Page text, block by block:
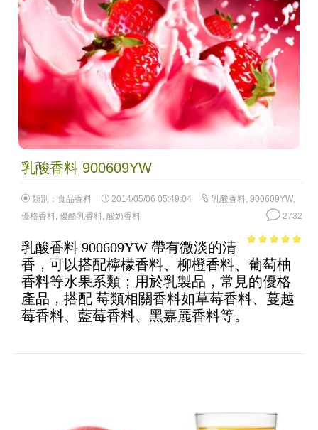
乳酸香料 900609YW
類別： 食品香料 2014/05/06 05:49:04 乳酸香料 900609YW,
優格香料 優酪乳香料 酸奶香料 2732
5
乳酸香料 900609YW 帶有微淡的清
香，可以搭配檸檬香料、柳橙香料、葡萄柚
香料等水果系類；用於乳製品，常見的優格
產品，搭配 莓類相關香料如草莓香料、蔓越
莓香料、藍莓香料、黑嘉麗香料等。